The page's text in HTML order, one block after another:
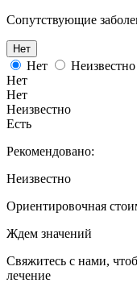
Сопутствующие
Нет
Нет Неизвестно
Нет
Нет
Неизвестно
Есть
Рекомендовано:
Неизвестно
Ориентировочная
Ждем значений
Свяжитесь с нами,
лечение